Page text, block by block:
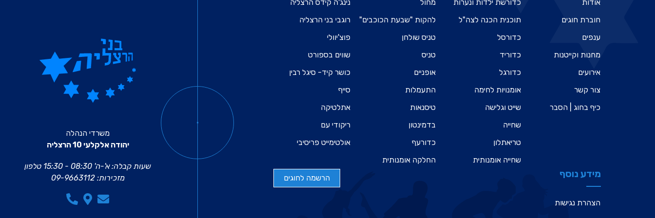
אודות
חוברת חוגים
ענפים
מחנות וקייטנות
אירועים
צור קשר
כיף בחוג | הסבר
כדורשת ילדות ונערות
תוכנית הכנה לצה"ל
כדורסל
כדוריד
כדורגל
אומנויות לחימה
שייט וגלישה
שחייה
טריאתלון
שחייה אומנותית
מחול
להקות "שבעת הכוכבים"
טניס שולחן
טניס
אופניים
התעמלות
טיסנאות
בדמינטון
כדורעף
החלקה אומנותית
נינג'ה קידס הרצליה
רוגבי בני הרצליה
פוצ'יוולי
שווים בספורט
כושר קיד- סיגל רבין
סייף
אתלטיקה
ריקודי עם
אולטימייט פריסיבי
מידע נוסף
הצהרת נגישות
הרשמה לחוגים
משרדי הנהלה
יהודה אלקלעי 10 הרצליה
שעות קבלה: א'-ה' 08:30 - 15:30
טלפון
מזכירות: 09-9663112